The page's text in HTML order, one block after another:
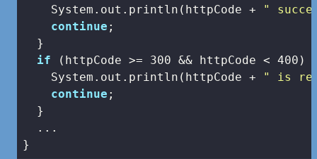
    System.out.println(httpCode +
"
continue ;
  }
if (httpCode >= 300 && httpCode < 400 )
    System.out.println(httpCode +
" is
continue ;
  }
  ...
}